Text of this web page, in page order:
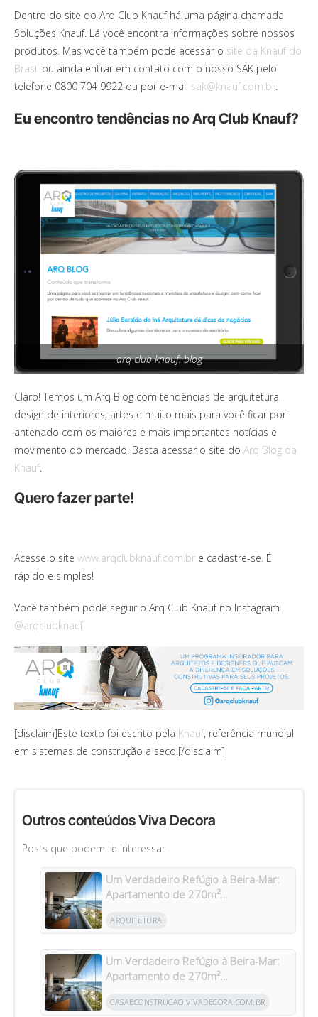
Dentro do site do Arq Club Knauf há uma página chamada
Soluções Knauf. Lá você encontra informações sobre nossos
produtos. Mas você também pode acessar o site da Knauf do
Brasil ou ainda entrar em contato com o nosso SAK pelo
telefone 0800 704 9922 ou por e-mail sak@knauf.com.br.
Eu encontro tendências no Arq Club Knauf?
arq club knauf: blog
Claro! Temos um Arq Blog com tendências de arquitetura,
design de interiores, artes e muito mais para você ficar por
antenado com os maiores e mais importantes notícias e
movimento do mercado. Basta acessar o site do Arq Blog da
Knauf.
Quero fazer parte!
Acesse o site www.arqclubknauf.com.br e cadastre-se. É
rápido e simples!
Você também pode seguir o Arq Club Knauf no Instagram
@arqclubknauf
[disclaim]Este texto foi escrito pela Knauf, referência mundial
em sistemas de construção a seco.[/disclaim]
Outros conteúdos Viva Decora
Posts que podem te interessar
Um Verdadeiro Refúgio à Beira-Mar:
Apartamento de 270m²
Riviera
ARQUITETURA
Um Verdadeiro Refúgio à Beira-Mar:
Apartamento de 270m²
Riviera
CASAECONSTRUCAO.VIVADECORA.COM.BR